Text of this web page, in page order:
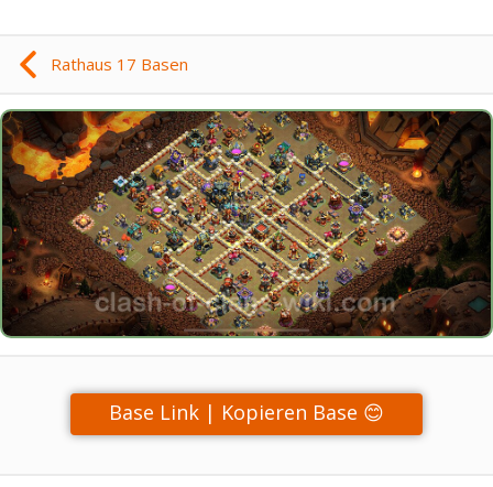
Rathaus 17 Basen
Base Link | Kopieren Base 😊